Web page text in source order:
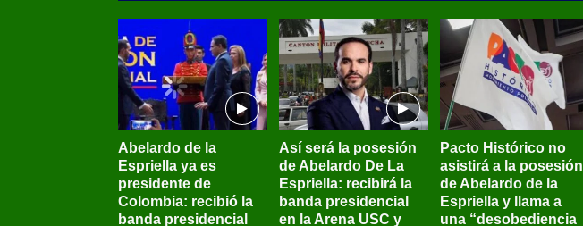
Abelardo de la
Espriella ya es
presidente de
Colombia: recibió la
banda presidencial
Así será la posesión
de Abelardo De La
Espriella: recibirá la
banda presidencial
en la Arena USC y
Pacto Histórico no
asistirá a la posesión
de Abelardo de la
Espriella y llama a
una “desobediencia